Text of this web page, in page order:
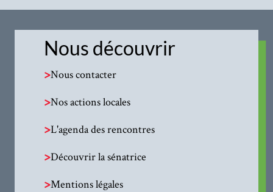
Nous découvrir
>Nous contacter
>Nos actions locales
>L'agenda des rencontres
>Découvrir la sénatrice
>Mentions légales